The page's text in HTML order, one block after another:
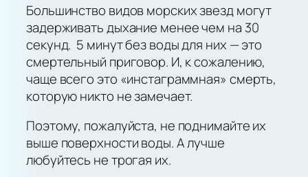
Большинство видов морских звезд могут
задерживать дыхание менее чем на 30
секунд. 5 минут без воды для них — это
смертельный приговор. И, к сожалению,
чаще всего это «инстаграммная» смерть,
которую никто не замечает.
Поэтому, пожалуйста, не поднимайте их
выше поверхности воды. А лучше
любуйтесь не трогая их.